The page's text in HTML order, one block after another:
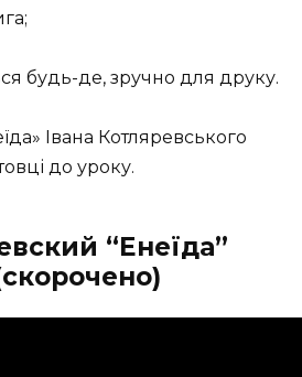
будь-де, зручно для друку.
Івана Котляревського
до уроку.
“Енеїда”